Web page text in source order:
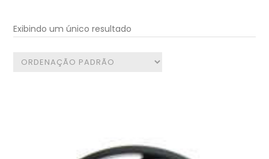
Exibindo um único resultado